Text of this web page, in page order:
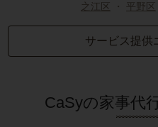
之江区
・ 平野区
サービス提供
CaSyの家事代